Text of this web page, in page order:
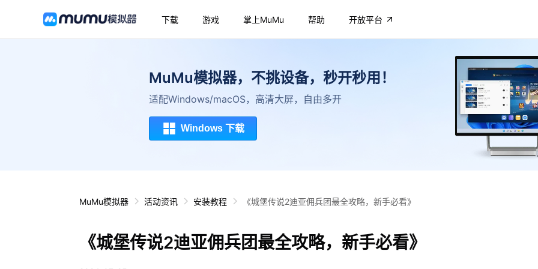
下载 游戏 掌上MuMu 帮助 开放平台
MuMu模拟器，不挑设备，秒开秒用！
适配Windows/macOS，高清大屏，自由多开
Windows 下载
MuMu模拟器 活动资讯 安装教程 《城堡传说2迪亚佣兵团最全攻略，新手必看》
《城堡传说2迪亚佣兵团最全攻略，新手必看》